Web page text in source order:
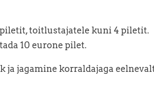
toitlustajatele kuni 4 piletit.
10 eurone pilet.
ja jagamine korraldajaga